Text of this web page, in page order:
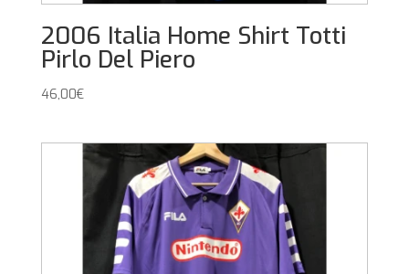
2006 Italia Home Shirt Totti
Pirlo Del Piero
46,00€